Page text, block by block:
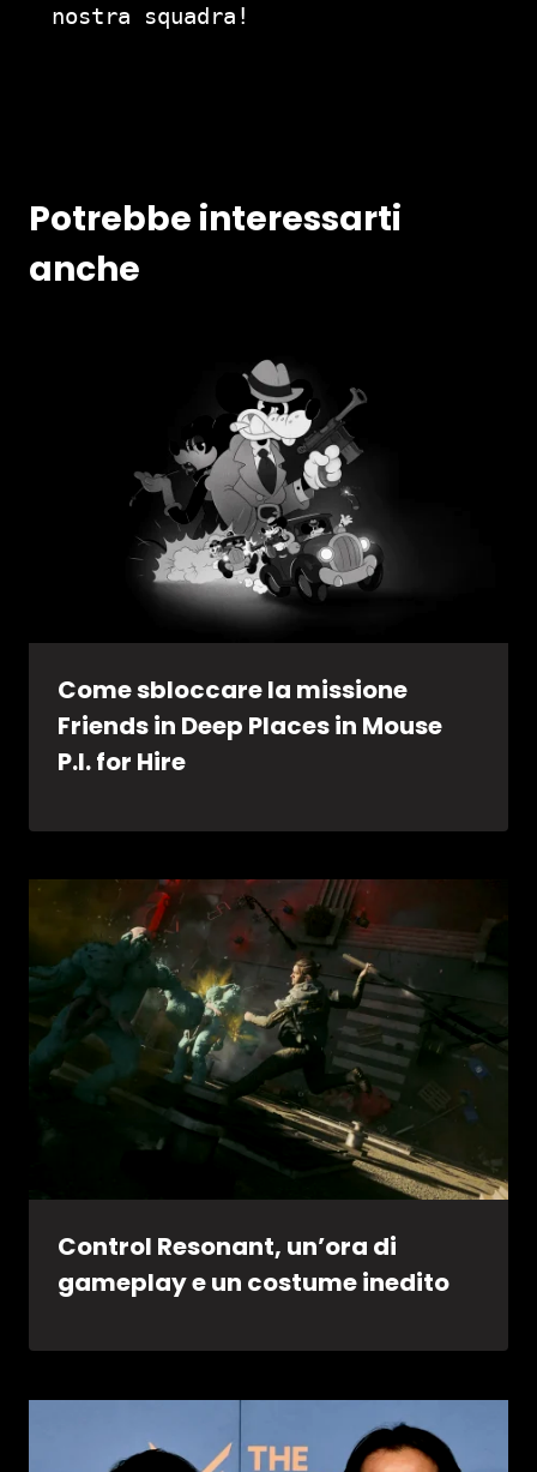
nostra squadra!
Potrebbe interessarti
anche
Come sbloccare la missione
Friends in Deep Places in Mouse
P.I. for Hire
Control Resonant, un’ora di
gameplay e un costume inedito